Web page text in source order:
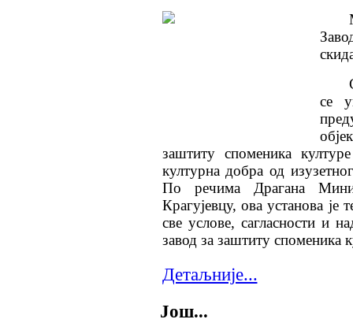
се
заштиту споменика
културна добра од
По речима Драгана
Крагујевцу, ова установа је
све услове, сагласности и
завод за заштиту споменика
Детаљније...
Још...